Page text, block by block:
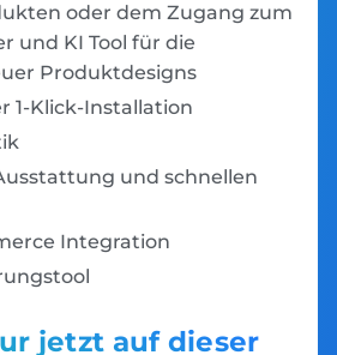
oder dem Zugang zum
und KI Tool für die
Produktdesigns
1-Klick-Installation
und schnellen
Integration
jetzt auf dieser